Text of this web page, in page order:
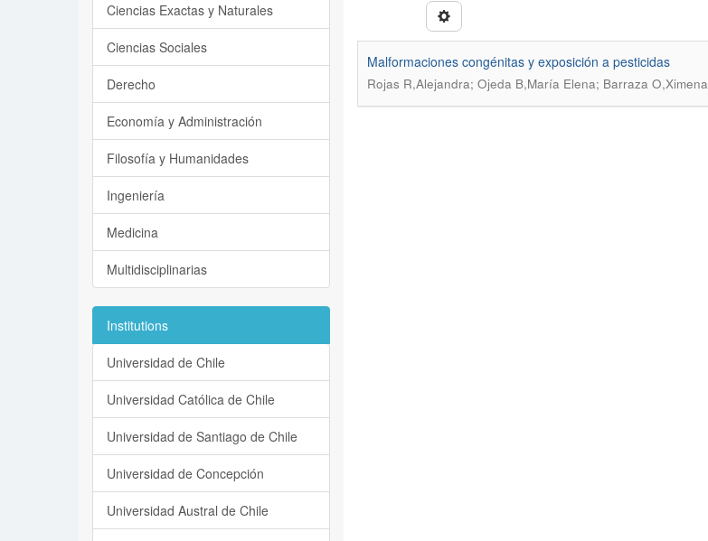
Malformaciones congénitas y exposición a pesticidas
Rojas R,Alejandra; Ojeda B,María Elena; Barraza O,Ximena
Ciencias Exactas y Naturales
Ciencias Sociales
Derecho
Economía y Administración
Filosofía y Humanidades
Ingeniería
Medicina
Multidisciplinarias
Institutions
Universidad de Chile
Universidad Católica de Chile
Universidad de Santiago de Chile
Universidad de Concepción
Universidad Austral de Chile